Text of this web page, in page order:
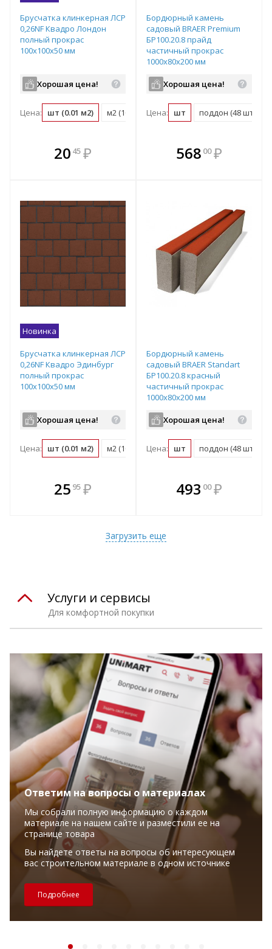
Брусчатка клинкерная ЛСР
0,26NF Квадро Лондон
полный прокрас
100х100х50 мм
Хорошая цена!
Цена: шт (0.01 м2) м2 (100 шт) поддон (1080 шт)
20 45 ₽
В комплекте
всегда выгоднее!
Бордюрный камень
садовый BRAER Premium
БР100.20.8 прайд
частичный прокрас
1000х80х200 мм
Хорошая цена!
Цена: шт поддон (48 шт)
В комплекте
всегда выгоднее!
568 00 ₽
Новинка
Брусчатка клинкерная ЛСР
0,26NF Квадро Эдинбург
полный прокрас
100х100х50 мм
Хорошая цена!
Цена: шт (0.01 м2) м2 (100 шт) поддон (1080 шт)
25 95 ₽
В комплекте
всегда выгоднее!
Бордюрный камень
садовый BRAER Standart
БР100.20.8 красный
частичный прокрас
1000х80х200 мм
Хорошая цена!
Цена: шт поддон (48 шт)
В комплекте
всегда выгоднее!
493 00 ₽
Загрузить еще
Для комфортной покупки
Услуги и сервисы
Ответим на вопросы о материалах
Мы собрали полную информацию о каждом
материале на нашем сайте и разместили ее на
странице товара
Вы найдете ответы на вопросы об интересующем
вас строительном материале в одном источнике
Подробнее